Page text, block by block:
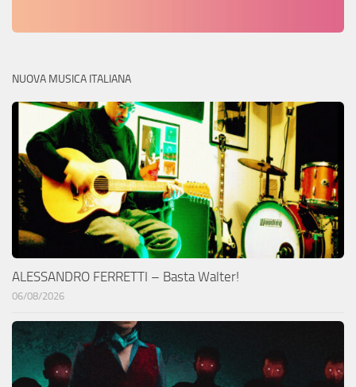
NUOVA MUSICA ITALIANA
ALESSANDRO FERRETTI – Basta Walter!
06/08/2026